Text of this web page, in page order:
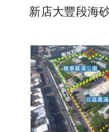
新店大豐段海